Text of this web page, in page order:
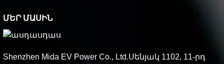
ՄԵՐ ՄԱՍԻՆ
Shenzhen Mida EV Power Co., Ltd.Սենյակ 1102, 11-րդ